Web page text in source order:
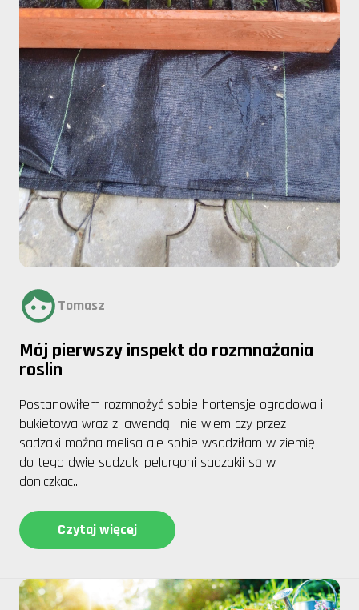
Tomasz
Mój pierwszy inspekt do rozmnażania
roslin
Postanowiłem rozmnożyć sobie hortensje ogrodowa i
bukietowa wraz z lawendą i nie wiem czy przez
sadzaki można melisa ale sobie wsadziłam w ziemię
do tego dwie sadzaki pelargoni sadzakii są w
doniczkac...
Czytaj więcej